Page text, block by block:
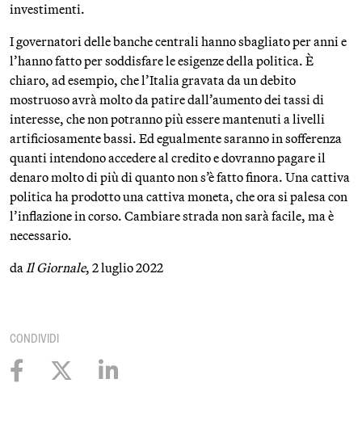
investimenti.
I governatori delle banche centrali hanno sbagliato per anni e
l’hanno fatto per soddisfare le esigenze della politica. È
chiaro, ad esempio, che l’Italia gravata da un debito
mostruoso avrà molto da patire dall’aumento dei tassi di
interesse, che non potranno più essere mantenuti a livelli
artificiosamente bassi. Ed egualmente saranno in sofferenza
quanti intendono accedere al credito e dovranno pagare il
denaro molto di più di quanto non s’è fatto finora. Una cattiva
politica ha prodotto una cattiva moneta, che ora si palesa con
l’inflazione in corso. Cambiare strada non sarà facile, ma è
necessario.
daIl Giornale, 2 luglio 2022
CONDIVIDI